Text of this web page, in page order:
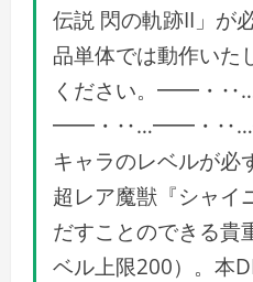
伝説 閃の軌跡II」が
品単体では動作いた
ください。━━
━━・‥…━━・‥…倒
キャラのレベルが必
超レア魔獣『シャイ
だすことのできる貴
ベル上限200）。本